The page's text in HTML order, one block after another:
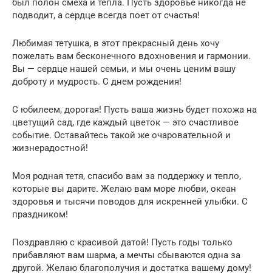
был полон смеха и тепла. Пусть здоровье никогда не
подводит, а сердце всегда поет от счастья!
Любимая тетушка, в этот прекрасный день хочу
пожелать вам бесконечного вдохновения и гармонии.
Вы — сердце нашей семьи, и мы очень ценим вашу
доброту и мудрость. С днем рождения!
С юбилеем, дорогая! Пусть ваша жизнь будет похожа на
цветущий сад, где каждый цветок — это счастливое
событие. Оставайтесь такой же очаровательной и
жизнерадостной!
Моя родная тетя, спасибо вам за поддержку и тепло,
которые вы дарите. Желаю вам море любви, океан
здоровья и тысячи поводов для искренней улыбки. С
праздником!
Поздравляю с красивой датой! Пусть годы только
прибавляют вам шарма, а мечты сбываются одна за
другой. Желаю благополучия и достатка вашему дому!